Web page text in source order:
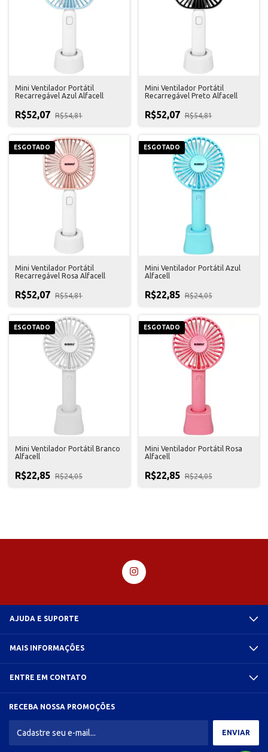
Mini Ventilador Portátil
Recarregável Azul Alfacell
R$52,07 R$54,81
Mini Ventilador Portátil
Recarregável Preto Alfacell
R$52,07 R$54,81
ESGOTADO
Mini Ventilador Portátil
Recarregável Rosa Alfacell
R$52,07 R$54,81
ESGOTADO
Mini Ventilador Portátil Azul
Alfacell
R$22,85 R$24,05
ESGOTADO
Mini Ventilador Portátil Branco
Alfacell
R$22,85 R$24,05
ESGOTADO
Mini Ventilador Portátil Rosa
Alfacell
R$22,85 R$24,05
AJUDA E SUPORTE
MAIS INFORMAÇÕES
ENTRE EM CONTATO
RECEBA NOSSA PROMOÇÕES